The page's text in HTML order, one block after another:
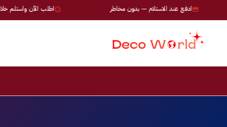
اطلب الآن واستلم خلال 24-72 ساعة ادفع عند الاستلام — بدون مخاطر